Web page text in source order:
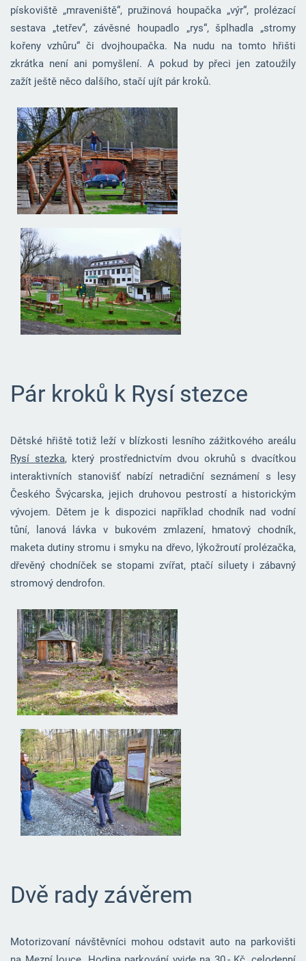
pískoviště „mraveniště“, pružinová houpačka „výr“, prolézací
sestava „tetřev“, závěsné houpadlo „rys“, šplhadla „stromy
kořeny vzhůru“ či dvojhoupačka. Na nudu na tomto hřišti
zkrátka není ani pomyšlení. A pokud by přeci jen zatoužily
zažít ještě něco dalšího, stačí ujít pár kroků.
Pár kroků k Rysí stezce
Dětské hřiště totiž leží v blízkosti lesního zážitkového areálu
Rysí stezka, který prostřednictvím dvou okruhů s dvacítkou
interaktivních stanovišť nabízí netradiční seznámení s lesy
Českého Švýcarska, jejich druhovou pestrostí a historickým
vývojem. Dětem je k dispozici například chodník nad vodní
tůní, lanová lávka v bukovém zmlazení, hmatový chodník,
maketa dutiny stromu i smyku na dřevo, lýkožroutí prolézačka,
dřevěný chodníček se stopami zvířat, ptačí siluety i zábavný
stromový dendrofon.
Dvě rady závěrem
Motorizovaní návštěvníci mohou odstavit auto na parkovišti